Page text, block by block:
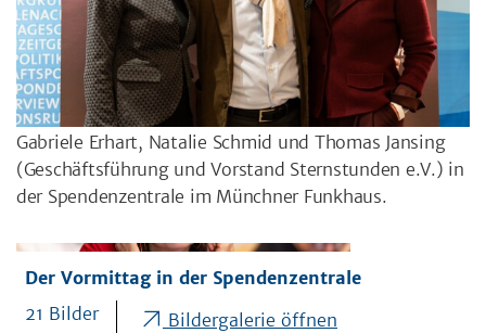
Gabriele Erhart, Natalie Schmid und Thomas Jansing
(Geschäftsführung und Vorstand Sternstunden e.V.) in
der Spendenzentrale im Münchner Funkhaus.
Der Vormittag in der Spendenzentrale
21 Bilder
Bildergalerie öffnen